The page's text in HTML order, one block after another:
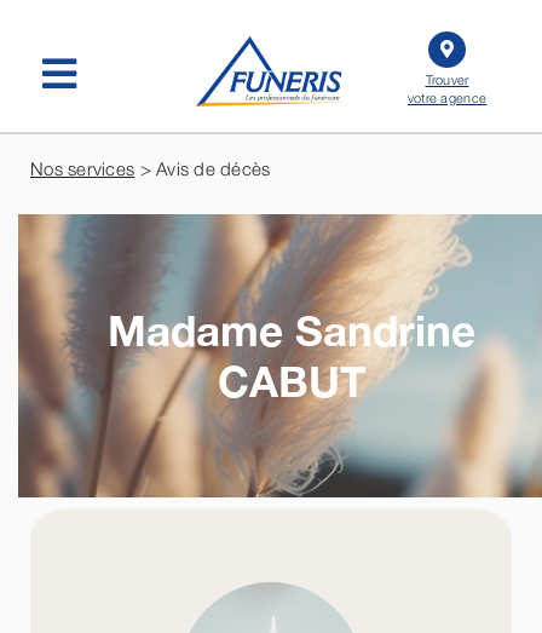
contenu
Trouver
votre agence
Nos services > Avis de décès
Madame Sandrine
CABUT